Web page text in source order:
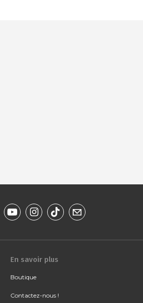
En savoir plus
Boutique
Contactez-nous !